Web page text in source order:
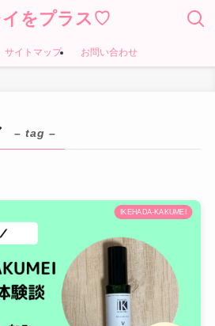
イをプラス♡
サイトマップ お問い合わせ
– tag –
IKEHADA-KAKUMEI